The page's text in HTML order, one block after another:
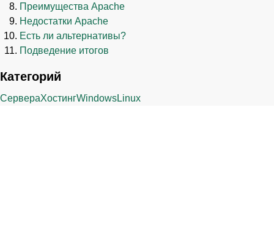
Преимущества Apache
Недостатки Apache
Есть ли альтернативы?
Подведение итогов
Категорий
СервераХостингWindowsLinux